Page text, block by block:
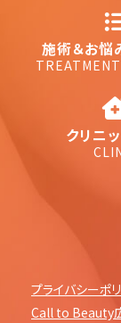
施術＆お悩
クリニ
プライバシーポ
Call to Beauty